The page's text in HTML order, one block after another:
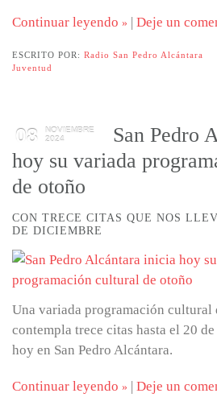
Continuar leyendo | Deje un
ESCRITO POR: Radio San Pedro Alcántara
Juventud
08
NOVIEMBRE
2024
San Pedro
hoy su variada
de otoño
CON TRECE CITAS QUE NOS
DE DICIEMBRE
Una variada programación cultural
contempla trece citas hasta el 20
hoy en San Pedro Alcántara.
Continuar leyendo | Deje un